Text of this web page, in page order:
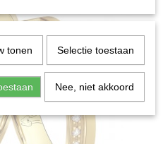
tonen Selectie toestaan
Nee, niet akkoord